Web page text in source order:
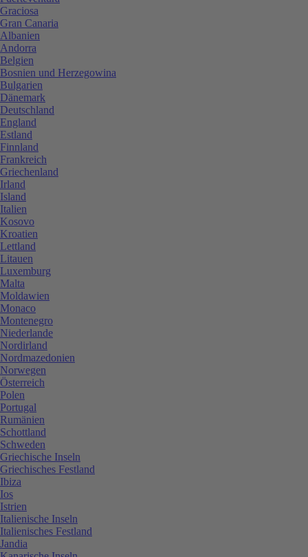
Graciosa
Gran Canaria
Albanien
Andorra
Belgien
Bosnien und Herzegowina
Bulgarien
Dänemark
Deutschland
England
Estland
Finnland
Frankreich
Griechenland
Irland
Island
Italien
Kosovo
Kroatien
Lettland
Litauen
Luxemburg
Malta
Moldawien
Monaco
Montenegro
Niederlande
Nordirland
Nordmazedonien
Norwegen
Österreich
Polen
Portugal
Rumänien
Schottland
Schweden
Griechische Inseln
Griechisches Festland
Ibiza
Ios
Istrien
Italienische Inseln
Italienisches Festland
Jandia